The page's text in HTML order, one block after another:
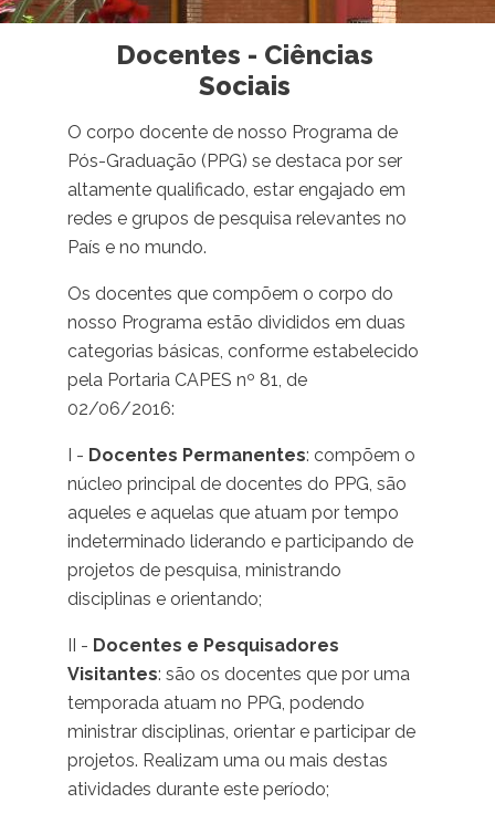
Docentes - Ciências
Sociais
O corpo docente de nosso Programa de
Pós-Graduação (PPG) se destaca por ser
altamente qualificado, estar engajado em
redes e grupos de pesquisa relevantes no
País e no mundo.
Os docentes que compõem o corpo do
nosso Programa estão divididos em duas
categorias básicas, conforme estabelecido
pela Portaria CAPES nº 81, de
02/06/2016:
I - Docentes Permanentes: compõem o
núcleo principal de docentes do PPG, são
aqueles e aquelas que atuam por tempo
indeterminado liderando e participando de
projetos de pesquisa, ministrando
disciplinas e orientando;
II - Docentes e Pesquisadores
Visitantes: são os docentes que por uma
temporada atuam no PPG, podendo
ministrar disciplinas, orientar e participar de
projetos. Realizam uma ou mais destas
atividades durante este período;